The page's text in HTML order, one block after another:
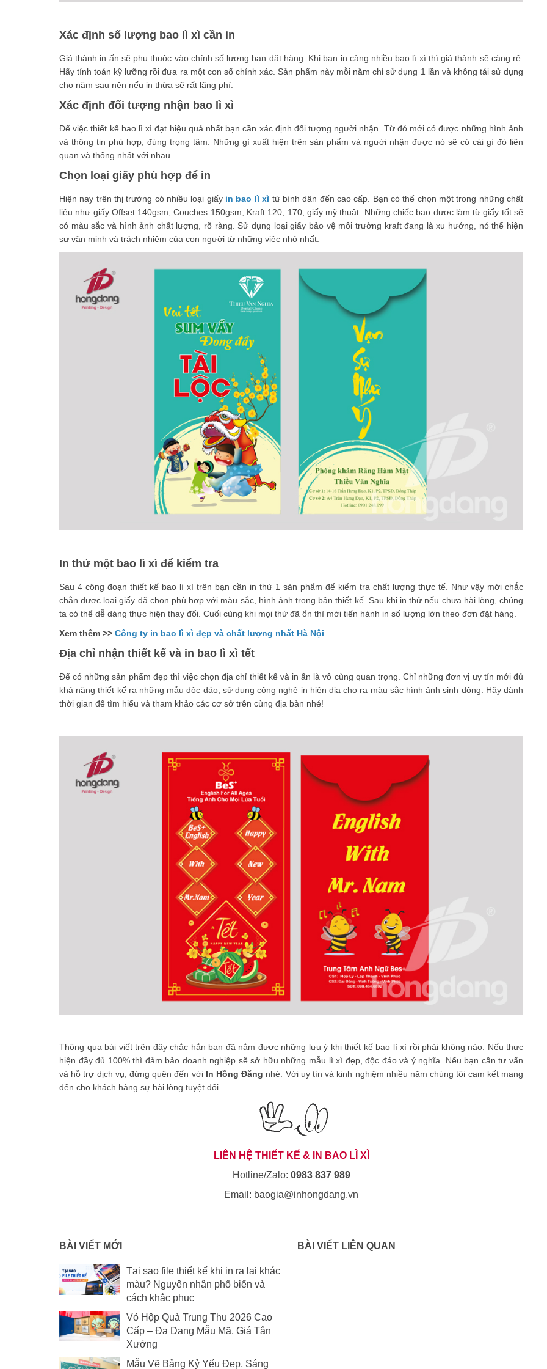
Xác định số lượng bao lì xì cần in
Giá thành in ấn sẽ phụ thuộc vào chính số lượng bạn đặt hàng. Khi bạn in càng nhiều bao lì xì thì giá thành sẽ càng rẻ.
Hãy tính toán kỹ lưỡng rồi đưa ra một con số chính xác. Sản phẩm này mỗi năm chỉ sử dụng 1 lần và không tái sử dụng
cho năm sau nên nếu in thừa sẽ rất lãng phí.
Xác định đối tượng nhận bao lì xì
Để việc thiết kế bao lì xì đạt hiệu quả nhất bạn cần xác định đối tượng người nhận. Từ đó mới có được những hình ảnh
và thông tin phù hợp, đúng trọng tâm. Những gì xuất hiện trên sản phẩm và người nhận được nó sẽ có cái gì đó liên
quan và thống nhất với nhau.
Chọn loại giấy phù hợp để in
Hiện nay trên thị trường có nhiều loại giấy in bao lì xì từ bình dân đến cao cấp. Bạn có thể chọn một trong những chất
liệu như giấy Offset 140gsm, Couches 150gsm, Kraft 120, 170, giấy mỹ thuật. Những chiếc bao được làm từ giấy tốt sẽ
có màu sắc và hình ảnh chất lượng, rõ ràng. Sử dụng loại giấy bảo vệ môi trường kraft đang là xu hướng, nó thể hiện
sự văn minh và trách nhiệm của con người từ những việc nhỏ nhất.
In thử một bao lì xì để kiểm tra
Sau 4 công đoạn thiết kế bao lì xì trên bạn cần in thử 1 sản phẩm để kiểm tra chất lượng thực tế. Như vậy mới chắc
chắn được loại giấy đã chọn phù hợp với màu sắc, hình ảnh trong bản thiết kế. Sau khi in thử nếu chưa hài lòng, chúng
ta có thể dễ dàng thực hiện thay đổi. Cuối cùng khi mọi thứ đã ổn thì mới tiến hành in số lượng lớn theo đơn đặt hàng.
Xem thêm >> Công ty in bao lì xì đẹp và chất lượng nhất Hà Nội
Địa chỉ nhận thiết kế và in bao lì xì tết
Để có những sản phẩm đẹp thì việc chọn địa chỉ thiết kế và in ấn là vô cùng quan trọng. Chỉ những đơn vị uy tín mới đủ
khả năng thiết kế ra những mẫu độc đáo, sử dụng công nghệ in hiện địa cho ra màu sắc hình ảnh sinh động. Hãy dành
thời gian để tìm hiểu và tham khảo các cơ sở trên cùng địa bàn nhé!
Thông qua bài viết trên đây chắc hẳn bạn đã nắm được những lưu ý khi thiết kế bao lì xì rồi phải không nào. Nếu thực
hiện đầy đủ 100% thì đảm bảo doanh nghiệp sẽ sở hữu những mẫu lì xì đẹp, độc đáo và ý nghĩa. Nếu bạn cần tư vấn
và hỗ trợ dịch vụ, đừng quên đến với In Hồng Đăng nhé. Với uy tín và kinh nghiệm nhiều năm chúng tôi cam kết mang
đến cho khách hàng sự hài lòng tuyệt đối.
LIÊN HỆ THIẾT KẾ & IN BAO LÌ XÌ
Hotline/Zalo: 0983 837 989
Email: baogia@inhongdang.vn
BÀI VIẾT MỚI
Tại sao file thiết kế khi in ra lại khác
màu? Nguyên nhân phổ biến và
cách khắc phục
Vỏ Hộp Quà Trung Thu 2026 Cao
Cấp – Đa Dạng Mẫu Mã, Giá Tận
Xưởng
Mẫu Vẽ Bảng Kỷ Yếu Đẹp, Sáng
BÀI VIẾT LIÊN QUAN